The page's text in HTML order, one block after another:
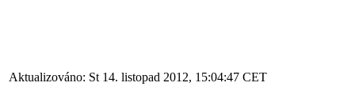
Aktualizováno: St 14. listopad 2012, 15:04:47 CET